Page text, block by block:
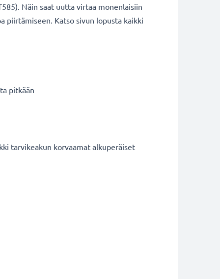
Näin saat uutta virtaa monenlaisiin
piirtämiseen. Katso sivun lopusta kaikki
pitkään
tarvikeakun korvaamat alkuperäiset